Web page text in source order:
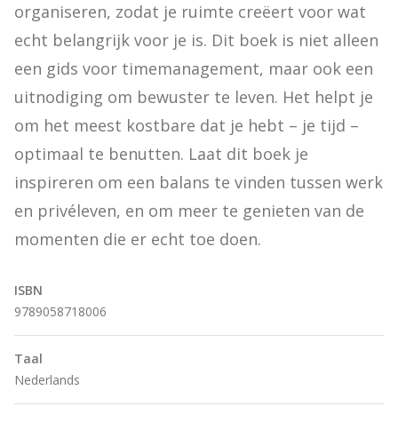
organiseren, zodat je ruimte creëert voor wat
echt belangrijk voor je is. Dit boek is niet alleen
een gids voor timemanagement, maar ook een
uitnodiging om bewuster te leven. Het helpt je
om het meest kostbare dat je hebt – je tijd –
optimaal te benutten. Laat dit boek je
inspireren om een balans te vinden tussen werk
en privéleven, en om meer te genieten van de
momenten die er echt toe doen.
ISBN
9789058718006
Taal
Nederlands